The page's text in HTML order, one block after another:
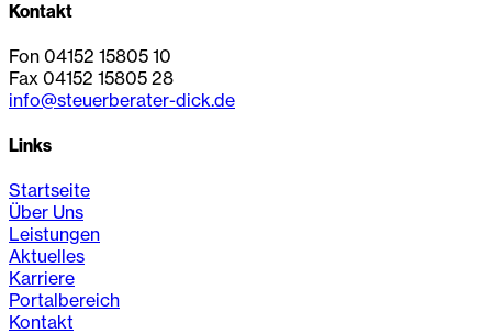
Kontakt
Fon 04152 15805 10
Fax 04152 15805 28
info@steuerberater-dick.de
Links
Startseite
Über Uns
Leistungen
Aktuelles
Karriere
Portalbereich
Kontakt